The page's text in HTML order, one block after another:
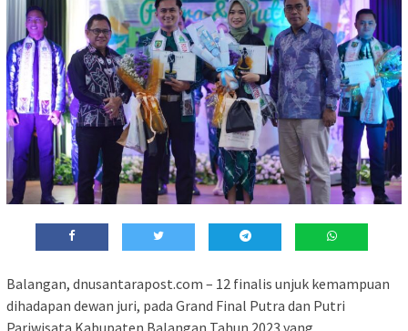
Balangan, dnusantarapost.com – 12 finalis unjuk kemampuan
dihadapan dewan juri, pada Grand Final Putra dan Putri
Pariwisata Kabupaten Balangan Tahun 2023 yang